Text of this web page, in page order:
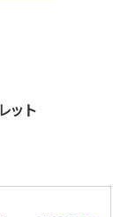
ット